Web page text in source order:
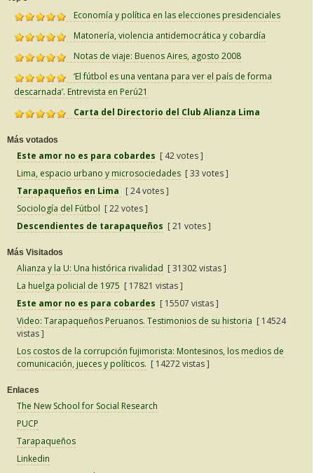
Economía y política en las elecciones presidenciales
Matonería, violencia antidemocrática y cobardía
Notas de viaje: Buenos Aires, agosto 2008
‘El fútbol es una ventana para ver el país de forma
descarnada’. Entrevista en Perú21
Carta del Directorio del Club Alianza Lima
Más votados
Este amor no es para cobardes [ 42 votes ]
Lima, espacio urbano y microsociedades [ 33 votes ]
Tarapaqueños en Lima
[ 24 votes ]
Sociología del Fútbol [ 22 votes ]
Descendientes de tarapaqueños [ 21 votes ]
Más Visitados
Alianza y la U: Una histórica rivalidad [ 31302 vistas ]
La huelga policial de 1975 [ 17821 vistas ]
Este amor no es para cobardes [ 15507 vistas ]
Video: Tarapaqueños Peruanos. Testimonios de su historia [ 14524
vistas ]
Los costos de la corrupción fujimorista: Montesinos, los medios de
comunicación, jueces y políticos. [ 14272 vistas ]
Enlaces
The New School for Social Research
PUCP
Tarapaqueños
Linkedin